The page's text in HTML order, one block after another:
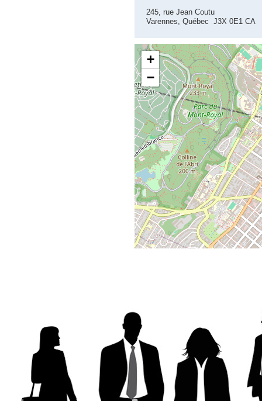
245, rue Jean Coutu
Varennes, Québec J3X 0E1 CA
+
−